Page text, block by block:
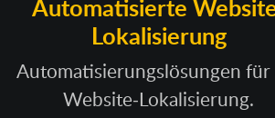
Automatisierte
Lokalisierung
Automatisierungslösungen für
Website-Lokalisierung.